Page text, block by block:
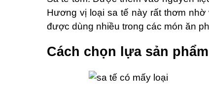
Hương vị loại sa tế này rất thơm
được dùng nhiều trong các món ăn
Cách chọn lựa sản